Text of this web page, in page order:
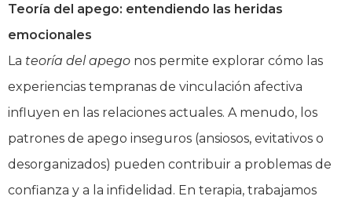
Teoría del apego: entendiendo las heridas
emocionales
La teoría del apego nos permite explorar cómo las
experiencias tempranas de vinculación afectiva
influyen en las relaciones actuales. A menudo, los
patrones de apego inseguros (ansiosos, evitativos o
desorganizados) pueden contribuir a problemas de
confianza y a la infidelidad. En terapia, trabajamos